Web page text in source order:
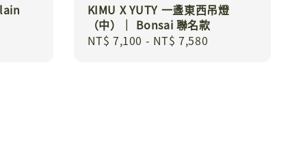
KIMU X YUTY 一盞東西吊燈
（中）｜ Bonsai 聯名款
Regular
NT$ 7,100 - NT$ 7,580